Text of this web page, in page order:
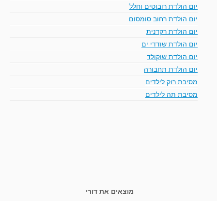
יום הולדת רובוטים וחלל
יום הולדת רחוב סומסום
יום הולדת רקדנית
יום הולדת שודדי ים
יום הולדת שוקולד
יום הולדת תחבורה
מסיבת רוק לילדים
מסיבת תה לילדים
מוצאים את דורי